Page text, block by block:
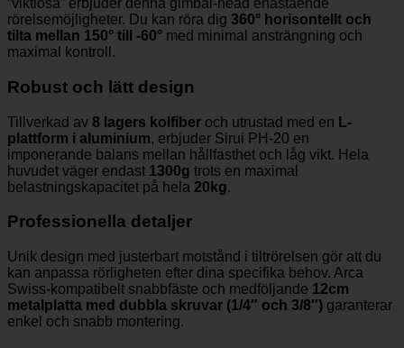
”viktlösa” erbjuder denna gimbal-head enastående
rörelsemöjligheter. Du kan röra dig 360° horisontellt och
tilta mellan 150° till -60° med minimal ansträngning och
maximal kontroll.
Robust och lätt design
Tillverkad av 8 lagers kolfiber och utrustad med en L-
plattform i aluminium, erbjuder Sirui PH-20 en
imponerande balans mellan hållfasthet och låg vikt. Hela
huvudet väger endast 1300g trots en maximal
belastningskapacitet på hela 20kg.
Professionella detaljer
Unik design med justerbart motstånd i tiltrörelsen gör att du
kan anpassa rörligheten efter dina specifika behov. Arca
Swiss-kompatibelt snabbfäste och medföljande 12cm
metalplatta med dubbla skruvar (1/4″ och 3/8″) garanterar
enkel och snabb montering.